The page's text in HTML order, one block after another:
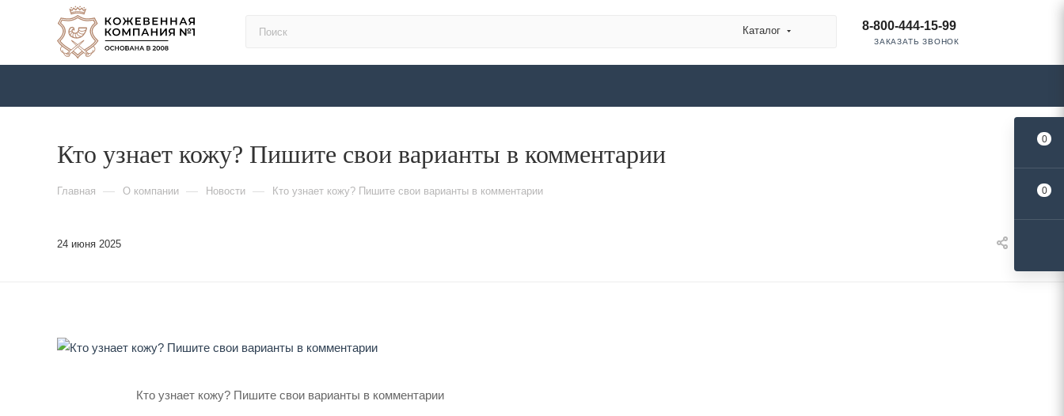
Каталог 8-800-444-15-99
ЗАКАЗАТЬ ЗВОНОК
Кто узнает кожу? Пишите свои варианты в комментарии
Главная — О компании — Новости — Кто узнает кожу? Пишите свои варианты в комментарии
24 июня 2025
Кто узнает кожу? Пишите свои варианты в комментарии
0
0